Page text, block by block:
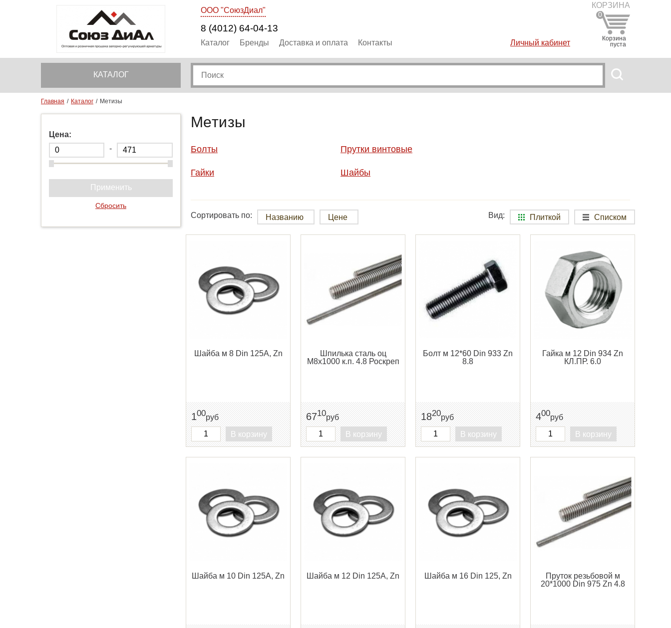
ООО "СоюзДиал"
8 (4012) 64-04-13
Каталог Бренды Доставка и оплата Контакты Личный кабинет
КОРЗИНА
Корзина
пуста
0
КАТАЛОГ
Главная Каталог Метизы
Цена:
-
Применить
Сбросить
Метизы
Болты
Гайки
Прутки винтовые
Шайбы
Сортировать по: Названию Цене Вид: Плиткой Списком
Шайба м 8 Din 125A, Zn
100руб
В корзину
Шпилька сталь оц
М8х1000 к.п. 4.8 Роскреп
6710руб
В корзину
Болт м 12*60 Din 933 Zn
8.8
1820руб
В корзину
Гайка м 12 Din 934 Zn
КЛ.ПР. 6.0
400руб
В корзину
Шайба м 10 Din 125A, Zn Шайба м 12 Din 125A, Zn Шайба м 16 Din 125, Zn
Пруток резьбовой м
20*1000 Din 975 Zn 4.8